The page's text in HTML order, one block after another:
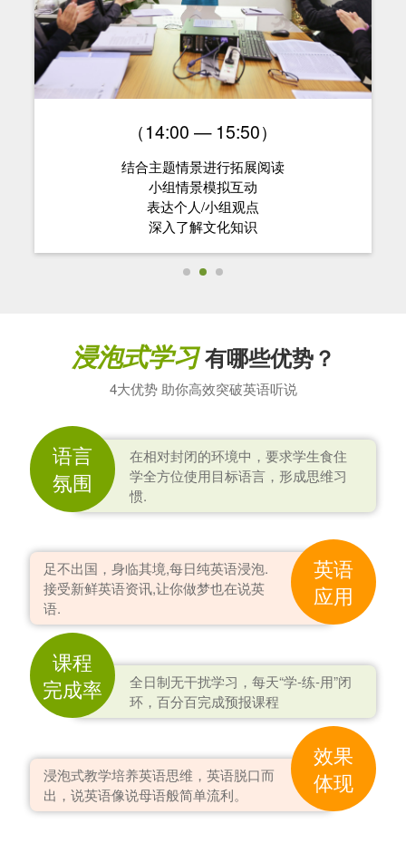
（14:00 — 15:50）
结合主题情景进行拓展阅读
小组情景模拟互动
表达个人/小组观点
深入了解文化知识
浸泡式学习有哪些优势？
4大优势 助你高效突破英语听说
语言
氛围
在相对封闭的环境中，要求学生食住
学全方位使用目标语言，形成思维习
惯.
英语
应用
足不出国，身临其境,每日纯英语浸泡.
接受新鲜英语资讯,让你做梦也在说英
语.
课程
完成率
全日制无干扰学习，每天“学-练-用”闭
环，百分百完成预报课程
效果
体现
浸泡式教学培养英语思维，英语脱口而
出，说英语像说母语般简单流利。